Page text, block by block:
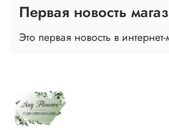
Первая новость
Это первая новость в